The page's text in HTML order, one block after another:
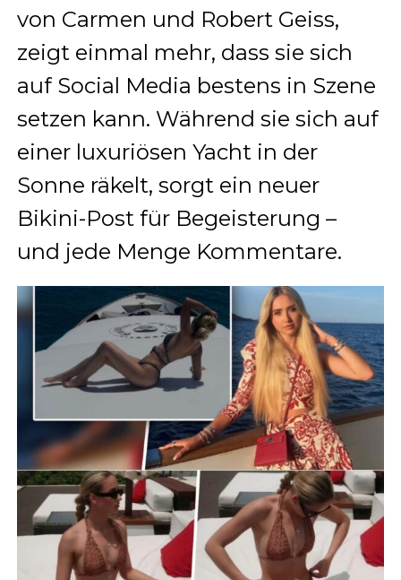
von Carmen und Robert Geiss,
zeigt einmal mehr, dass sie sich
auf Social Media bestens in Szene
setzen kann. Während sie sich auf
einer luxuriösen Yacht in der
Sonne räkelt, sorgt ein neuer
Bikini-Post für Begeisterung –
und jede Menge Kommentare.